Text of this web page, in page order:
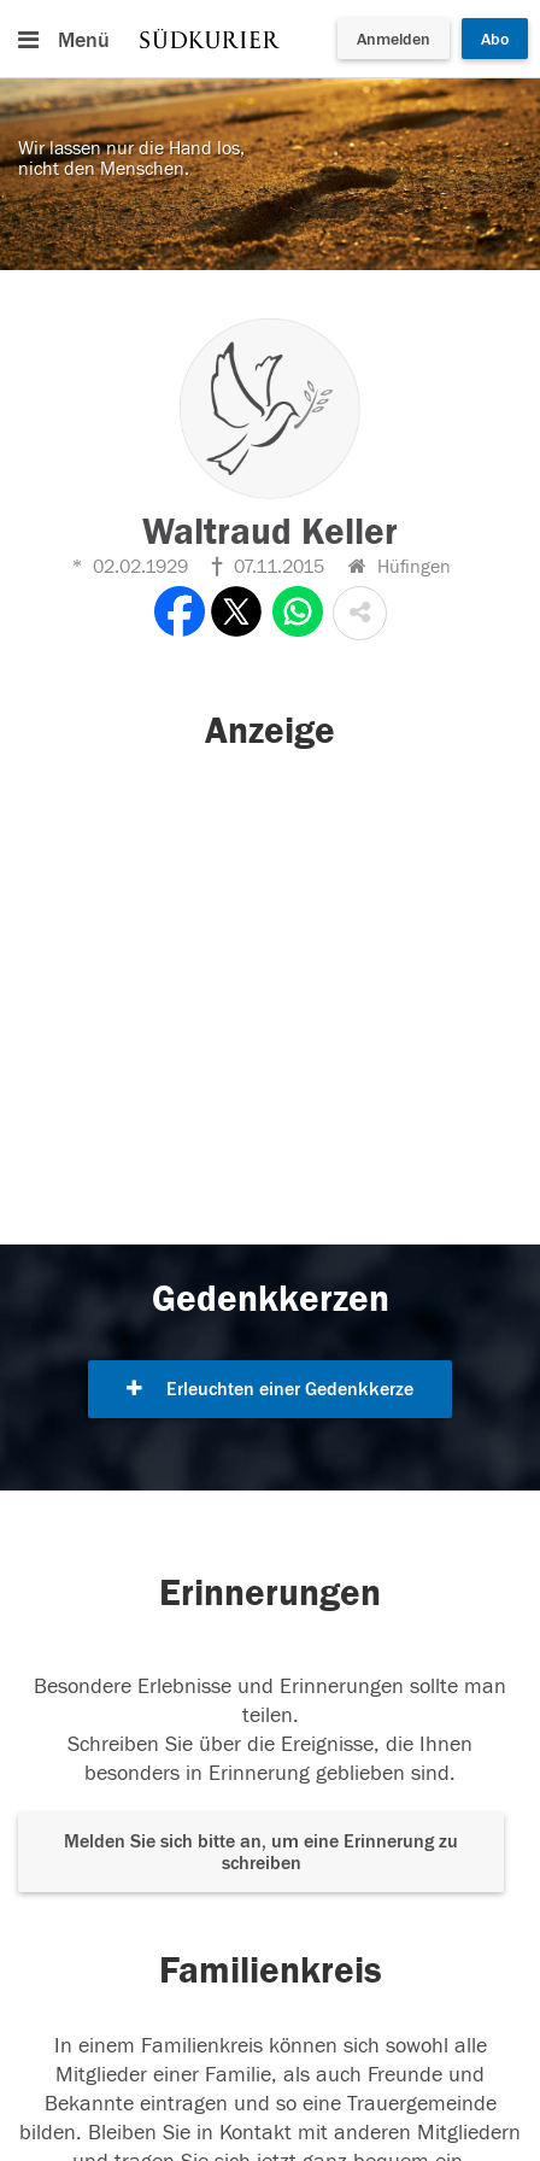
Menü Anmelden Abo
Wir lassen nur die Hand los,
nicht den Menschen.
Waltraud Keller
02.02.1929 07.11.2015 Hüfingen
Anzeige
Gedenkkerzen
Erleuchten einer Gedenkkerze
Erinnerungen
Besondere Erlebnisse und Erinnerungen sollte man
teilen.
Schreiben Sie über die Ereignisse, die Ihnen
besonders in Erinnerung geblieben sind.
Melden Sie sich bitte an, um eine Erinnerung zu
schreiben
Familienkreis
In einem Familienkreis können sich sowohl alle
Mitglieder einer Familie, als auch Freunde und
Bekannte eintragen und so eine Trauergemeinde
bilden. Bleiben Sie in Kontakt mit anderen Mitgliedern